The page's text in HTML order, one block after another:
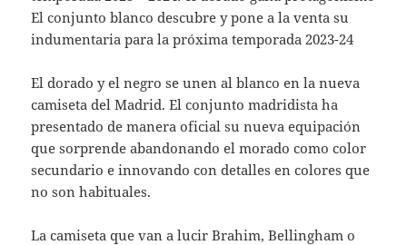
El conjunto blanco descubre y pone a la venta su
indumentaria para la próxima temporada 2023-24
El dorado y el negro se unen al blanco en la nueva
camiseta del Madrid. El conjunto madridista ha
presentado de manera oficial su nueva equipación
que sorprende abandonando el morado como color
secundario e innovando con detalles en colores que
no son habituales.
La camiseta que van a lucir Brahim, Bellingham o